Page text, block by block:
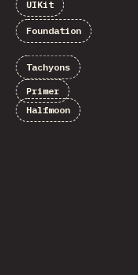
UIKit
Foundation
Tachyons
Primer
Halfmoon